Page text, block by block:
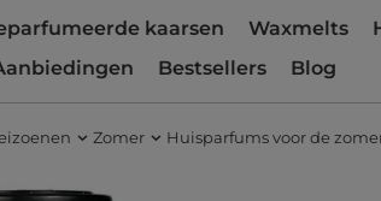
kaarsen Waxmelts
Bestsellers Blog
Zomer Huisparfums voor de